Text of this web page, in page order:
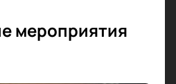
мероприятия